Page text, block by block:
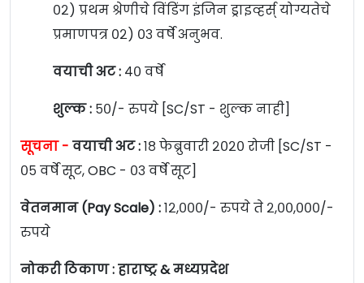
०२) प्रथम श्रेणीचे विंडिंग इंजिन ड्राइव्हर्स् योग्यतेचे
प्रमाणपत्र ०२) ०३ वर्षे अनुभव.
वयाची अट : ४० वर्षे
शुल्क : ५०/- रुपये [SC/ST - शुल्क नाही]
सूचना - वयाची अट :१८ फेब्रुवारी २०२० रोजी [SC/ST -
०५ वर्षे सूट, OBC - ०३ वर्षे सूट]
वेतनमान (Pay Scale) :१२,०००/- रुपये ते २,००,०००/-
रुपये
नोकरी ठिकाण : हाराष्ट्र & मध्यप्रदेश